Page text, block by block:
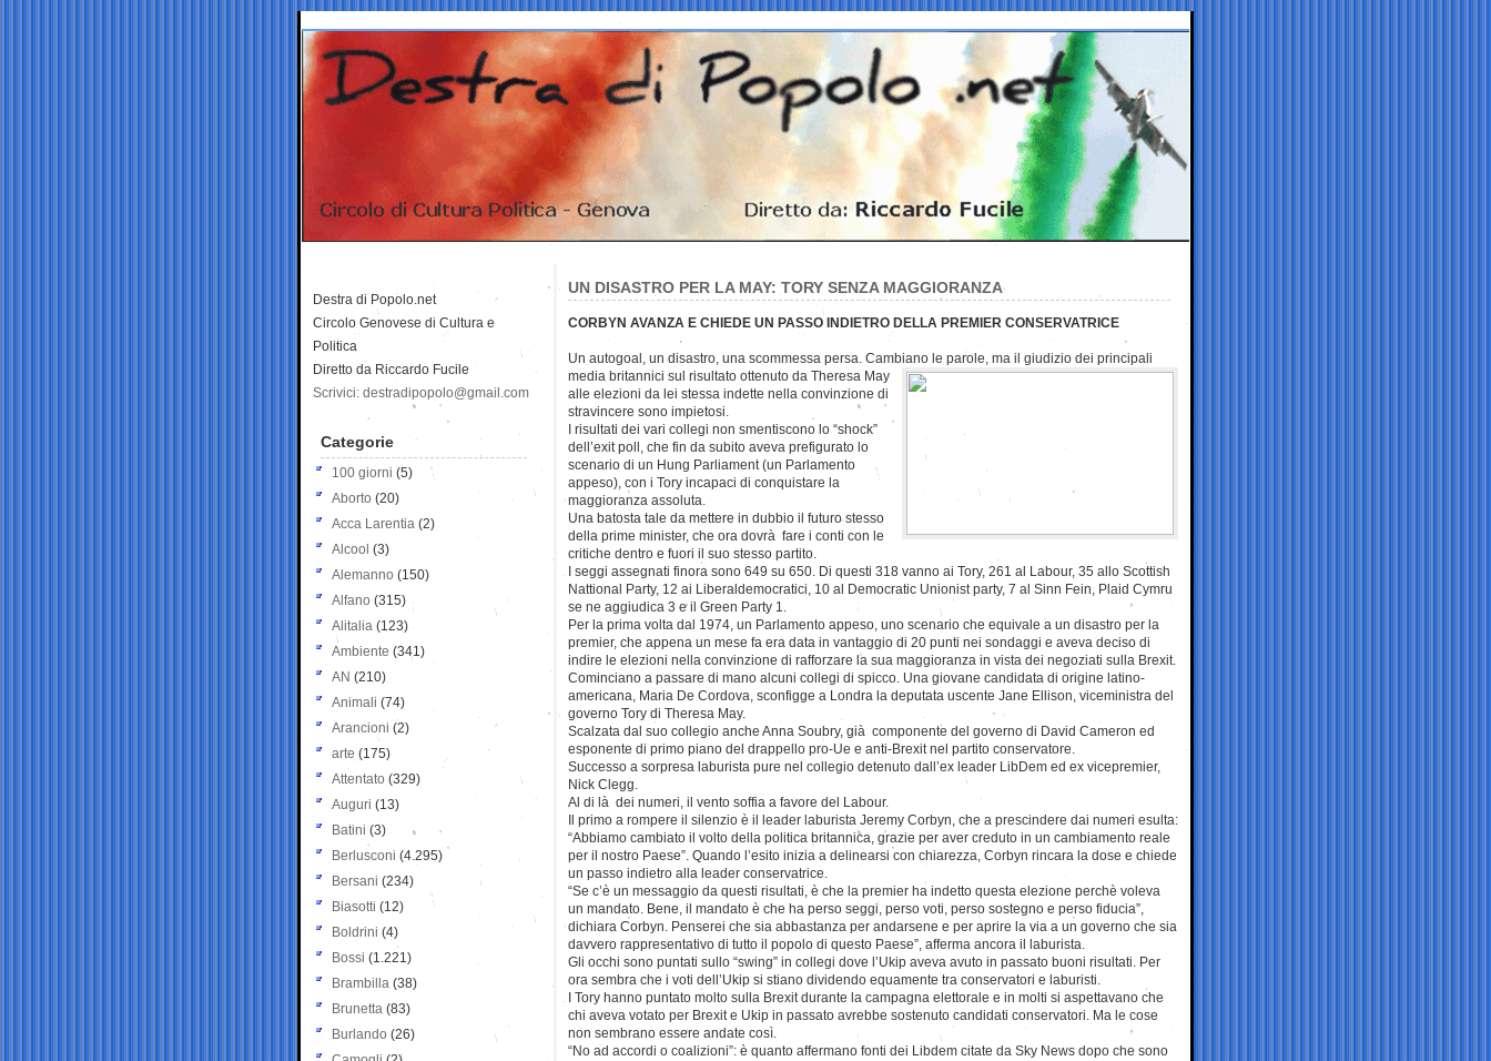
UN DISASTRO PER LA MAY: TORY SENZA MAGGIORANZA
CORBYN AVANZA E CHIEDE UN PASSO INDIETRO DELLA PREMIER CONSERVATRICE
Un autogoal, un disastro, una scommessa persa. Cambiano le parole, ma il giudizio dei principali
media britannici sul risultato ottenuto da Theresa May
alle elezioni da lei stessa indette nella convinzione di
stravincere sono impietosi.
I risultati dei vari collegi non smentiscono lo “shock”
dell’exit poll, che fin da subito aveva prefigurato lo
scenario di un Hung Parliament (un Parlamento
appeso), con i Tory incapaci di conquistare la
maggioranza assoluta.
Una batosta tale da mettere in dubbio il futuro stesso
della prime minister, che ora dovrà fare i conti con le
critiche dentro e fuori il suo stesso partito.
I seggi assegnati finora sono 649 su 650. Di questi 318 vanno ai Tory, 261 al Labour, 35 allo Scottish
Nattional Party, 12 ai Liberaldemocratici, 10 al Democratic Unionist party, 7 al Sinn Fein, Plaid Cymru
se ne aggiudica 3 e il Green Party 1.
Per la prima volta dal 1974, un Parlamento appeso, uno scenario che equivale a un disastro per la
premier, che appena un mese fa era data in vantaggio di 20 punti nei sondaggi e aveva deciso di
indire le elezioni nella convinzione di rafforzare la sua maggioranza in vista dei negoziati sulla Brexit.
Cominciano a passare di mano alcuni collegi di spicco. Una giovane candidata di origine latino-
americana, Maria De Cordova, sconfigge a Londra la deputata uscente Jane Ellison, viceministra del
governo Tory di Theresa May.
Scalzata dal suo collegio anche Anna Soubry, già componente del governo di David Cameron ed
esponente di primo piano del drappello pro-Ue e anti-Brexit nel partito conservatore.
Successo a sorpresa laburista pure nel collegio detenuto dall’ex leader LibDem ed ex vicepremier,
Nick Clegg.
Al di là dei numeri, il vento soffia a favore del Labour.
Il primo a rompere il silenzio è il leader laburista Jeremy Corbyn, che a prescindere dai numeri esulta:
“Abbiamo cambiato il volto della politica britannica, grazie per aver creduto in un cambiamento reale
per il nostro Paese”. Quando l’esito inizia a delinearsi con chiarezza, Corbyn rincara la dose e chiede
un passo indietro alla leader conservatrice.
“Se c’è un messaggio da questi risultati, è che la premier ha indetto questa elezione perchè voleva
un mandato. Bene, il mandato è che ha perso seggi, perso voti, perso sostegno e perso fiducia”,
dichiara Corbyn. Penserei che sia abbastanza per andarsene e per aprire la via a un governo che sia
davvero rappresentativo di tutto il popolo di questo Paese”, afferma ancora il laburista.
Gli occhi sono puntati sullo “swing” in collegi dove l’Ukip aveva avuto in passato buoni risultati. Per
ora sembra che i voti dell’Ukip si stiano dividendo equamente tra conservatori e laburisti.
I Tory hanno puntato molto sulla Brexit durante la campagna elettorale e in molti si aspettavano che
chi aveva votato per Brexit e Ukip in passato avrebbe sostenuto candidati conservatori. Ma le cose
non sembrano essere andate così.
“No ad accordi o coalizioni”: è quanto affermano fonti dei Libdem citate da Sky News dopo che sono
Destra di Popolo.net
Circolo Genovese di Cultura e
Politica
Diretto da Riccardo Fucile
Scrivici: destradipopolo@gmail.com
Categorie
100 giorni (5)
Aborto (20)
Acca Larentia (2)
Alcool (3)
Alemanno (150)
Alfano (315)
Alitalia (123)
Ambiente (341)
AN (210)
Animali (74)
Arancioni (2)
arte (175)
Attentato (329)
Auguri (13)
Batini (3)
Berlusconi (4.295)
Bersani (234)
Biasotti (12)
Boldrini (4)
Bossi (1.221)
Brambilla (38)
Brunetta (83)
Burlando (26)